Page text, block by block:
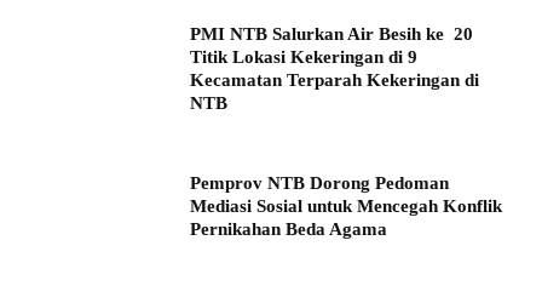
PMI NTB Salurkan Air Besih ke 20
Titik Lokasi Kekeringan di 9
Kecamatan Terparah Kekeringan di
NTB
Pemprov NTB Dorong Pedoman
Mediasi Sosial untuk Mencegah Konflik
Pernikahan Beda Agama